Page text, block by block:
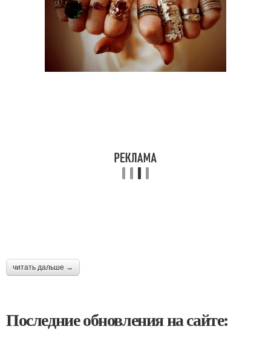
читать дальше →
Последние обновления на сайте: